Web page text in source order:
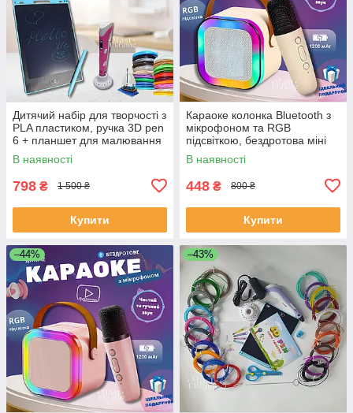
Дитячий набір для творчості з
PLA пластиком, ручка 3D pen
6 + планшет для малювання
Рожевий ML-6-Pink
В наявності
798 ₴ 1 500 ₴
Купити
Караоке колонка Bluetooth з
мікрофоном та RGB
підсвіткою, бездротова міні
акустика з USB, TF, AUX
Бежева, K12-Beige
В наявності
448 ₴ 800 ₴
Купити
–44% –43%